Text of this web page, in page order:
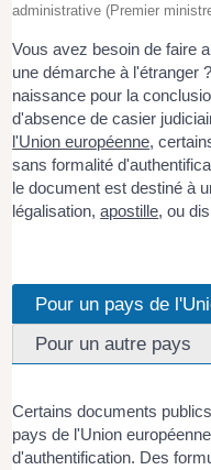
administrative (Premier
Vous avez besoin de faire
une démarche à l'étranger
naissance pour la
d'absence de casier
l'Union européenne,
sans formalité
le document est destiné à
légalisation,apostille, ou
Pour un pays de
Pour un autre pays
Certains documents
pays de l'Union
d'authentification. Des